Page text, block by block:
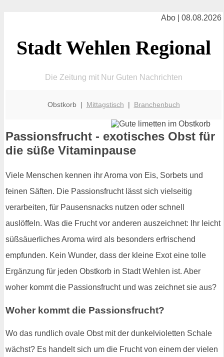
Abo | 08.08.2026
Stadt Wehlen Regional
Die Zeitung mit Nur Guten Nachrichten
Obstkorb | Mittagstisch | Branchenbuch
Passionsfrucht - exotisches Obst für
die süße Vitaminpause
Viele Menschen kennen ihr Aroma von Eis, Sorbets und
feinen Säften. Die Passionsfrucht lässt sich vielseitig
verarbeiten, für Pausensnacks nutzen oder schnell
auslöffeln. Was die Frucht vor anderen auszeichnet: Ihr leicht
süßsäuerliches Aroma wird als besonders erfrischend
empfunden. Kein Wunder, dass der kleine Exot eine tolle
Ergänzung für jeden Obstkorb in Stadt Wehlen ist. Aber
woher kommt die Passionsfrucht und was zeichnet sie aus?
Woher kommt die Passionsfrucht?
Wo das rundlich ovale Obst mit der dunkelvioletten Schale
wächst? Es handelt sich um die Frucht von einem der vielen